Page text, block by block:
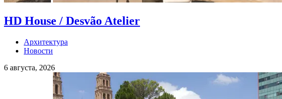
HD House / Desvão Atelier
Архитектура
Новости
6 августа, 2026